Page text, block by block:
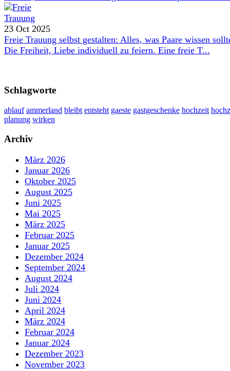
23 Oct 2025
Freie Trauung selbst gestalten: Alles, was Paare wissen
Die Freiheit, Liebe individuell zu feiern. Eine freie T...
Schlagworte
ablauf ammerland bleibt entsteht gaeste gastgeschenke hochzeit
planung wirken
Archiv
März 2026
Januar 2026
Oktober 2025
August 2025
Juni 2025
Mai 2025
März 2025
Februar 2025
Januar 2025
Dezember 2024
September 2024
August 2024
Juli 2024
Juni 2024
April 2024
März 2024
Februar 2024
Januar 2024
Dezember 2023
November 2023